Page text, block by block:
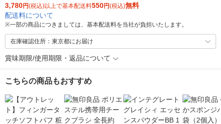
3,780円(税込)以上で基本配送料550円(税込)無料
配送料について
※一部の商品につきましては、基本配送料を当社が負担いたします。
在庫確認住所：東京都にお届け
賞味期限/使用期限・返品について
こちらの商品もおすすめ